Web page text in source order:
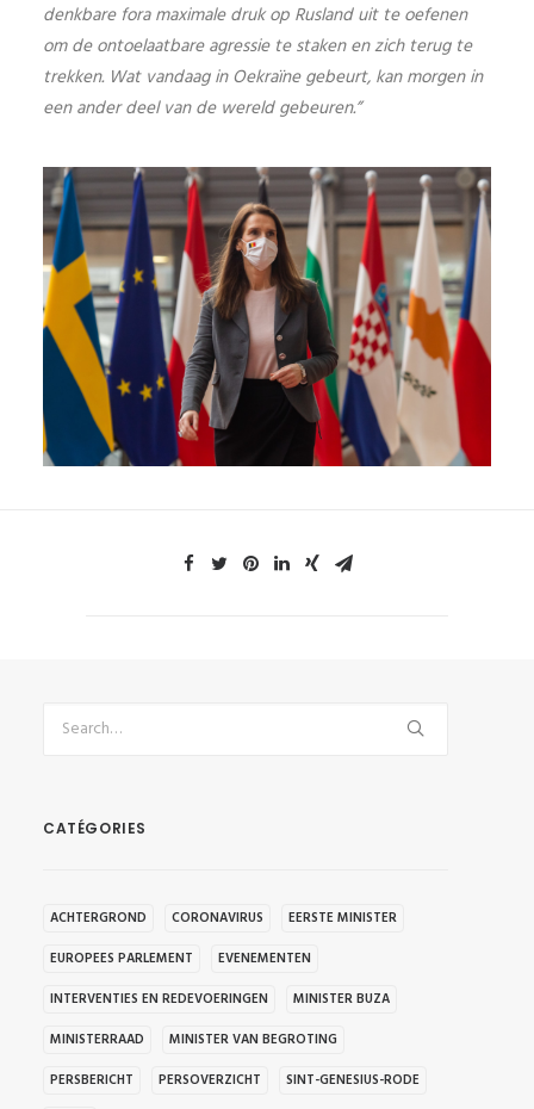
denkbare fora maximale druk op Rusland uit te oefenen
om de ontoelaatbare agressie te staken en zich terug te
trekken. Wat vandaag in Oekraïne gebeurt, kan morgen in
een ander deel van de wereld gebeuren.”
CATÉGORIES
ACHTERGROND CORONAVIRUS
EERSTE MINISTER
EUROPEES PARLEMENT
EVENEMENTEN
INTERVENTIES EN REDEVOERINGEN
MINISTER BUZA
MINISTERRAAD
MINISTER VAN BEGROTING
PERSBERICHT
PERSOVERZICHT
SINT-GENESIUS-RODE